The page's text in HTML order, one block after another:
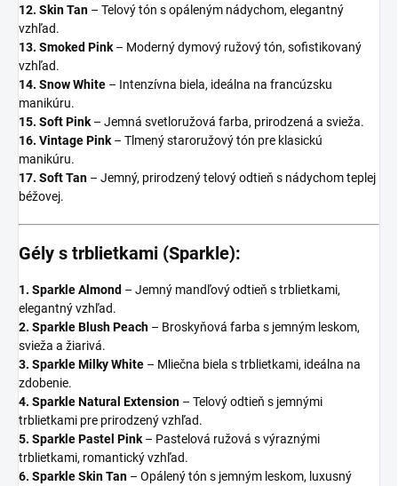
12. Skin Tan – Telový tón s opáleným nádychom, elegantný
vzhľad.
13. Smoked Pink – Moderný dymový ružový tón, sofistikovaný
vzhľad.
14. Snow White – Intenzívna biela, ideálna na francúzsku
manikúru.
15. Soft Pink – Jemná svetloružová farba, prirodzená a svieža.
16. Vintage Pink – Tlmený staroružový tón pre klasickú
manikúru.
17. Soft Tan – Jemný, prirodzený telový odtieň s nádychom teplej
béžovej.
Gély s trblietkami (Sparkle):
1. Sparkle Almond – Jemný mandľový odtieň s trblietkami,
elegantný vzhľad.
2. Sparkle Blush Peach – Broskyňová farba s jemným leskom,
svieža a žiarivá.
3. Sparkle Milky White – Mliečna biela s trblietkami, ideálna na
zdobenie.
4. Sparkle Natural Extension – Telový odtieň s jemnými
trblietkami pre prirodzený vzhľad.
5. Sparkle Pastel Pink – Pastelová ružová s výraznými
trblietkami, romantický vzhľad.
6. Sparkle Skin Tan – Opálený tón s jemným leskom, luxusný